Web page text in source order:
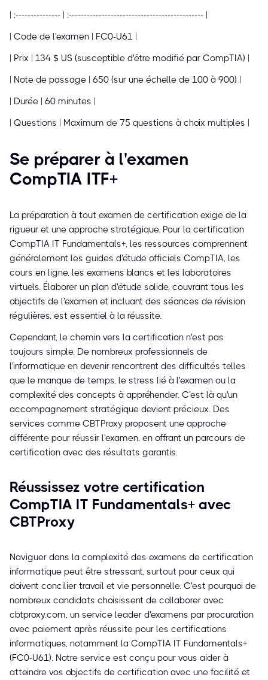
| :--------------- | :--------------------------------------------- |
| Code de l'examen | FC0-U61 |
| Prix | 134 $ US (susceptible d'être modifié par CompTIA) |
| Note de passage | 650 (sur une échelle de 100 à 900) |
| Durée | 60 minutes |
| Questions | Maximum de 75 questions à choix multiples |
Se préparer à l'examen
CompTIA ITF+
La préparation à tout examen de certification exige de la
rigueur et une approche stratégique. Pour la certification
CompTIA IT Fundamentals+, les ressources comprennent
généralement les guides d'étude officiels CompTIA, les
cours en ligne, les examens blancs et les laboratoires
virtuels. Élaborer un plan d'étude solide, couvrant tous les
objectifs de l'examen et incluant des séances de révision
régulières, est essentiel à la réussite.
Cependant, le chemin vers la certification n'est pas
toujours simple. De nombreux professionnels de
l'informatique en devenir rencontrent des difficultés telles
que le manque de temps, le stress lié à l'examen ou la
complexité des concepts à appréhender. C'est là qu'un
accompagnement stratégique devient précieux. Des
services comme CBTProxy proposent une approche
différente pour réussir l'examen, en offrant un parcours de
certification avec des résultats garantis.
Réussissez votre certification
CompTIA IT Fundamentals+ avec
CBTProxy
Naviguer dans la complexité des examens de certification
informatique peut être stressant, surtout pour ceux qui
doivent concilier travail et vie personnelle. C'est pourquoi de
nombreux candidats choisissent de collaborer avec
cbtproxy.com, un service leader d'examens par procuration
avec paiement après réussite pour les certifications
informatiques, notamment la CompTIA IT Fundamentals+
(FC0-U61). Notre service est conçu pour vous aider à
atteindre vos objectifs de certification avec une facilité et